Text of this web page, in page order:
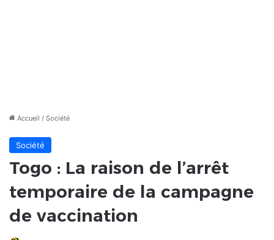
Accueil / Société
Société
Togo : La raison de l’arrêt
temporaire de la campagne
de vaccination